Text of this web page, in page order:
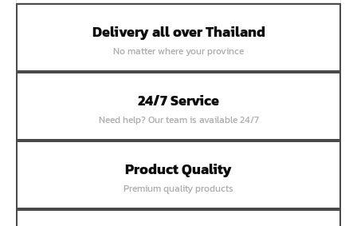
หน้าแปลนเชื่อมบอด SUS304 JEF 10K FF
หน้าแปลนเชื่อมบอด SUS304 JEF 5K FF
หน้าแปลนเชื่อมบอด SUS304 JEF 150P RF
หน้าแปลนสลิปออน SUS304 JEF 300P SORF
หน้าแปลนเชื่อม SUS304 JEF PN40 RF
หน้าแปลนเชื่อม SUS304 JEF PN25 RF
หน้าแปลนเชื่อม SUS304 JEF PN16 RF
Delivery all over Thailand
No matter where your province
24/7 Service
Need help? Our team is available 24/7
Product Quality
Premium quality products